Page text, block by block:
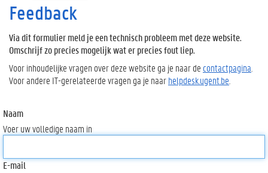
Feedback
Via dit formulier meld je een technisch probleem met deze website.
Omschrijf zo precies mogelijk wat er precies fout liep.
Voor inhoudelijke vragen over deze website ga je naar de contactpagina
Voor andere IT-gerelateerde vragen ga je naarhelpdesk.ugent.be
Naam
Voer uw volledige naam in
E-mail